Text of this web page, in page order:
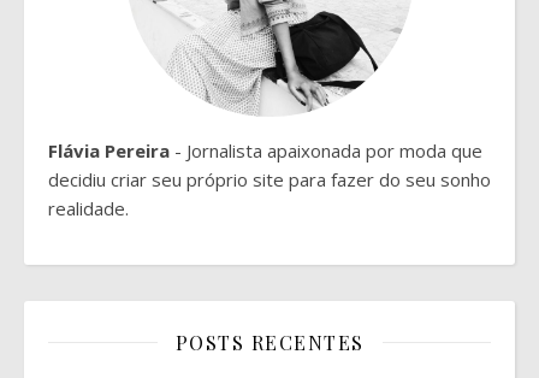
Flávia Pereira - Jornalista apaixonada por moda que
decidiu criar seu próprio site para fazer do seu sonho
realidade.
POSTS RECENTES